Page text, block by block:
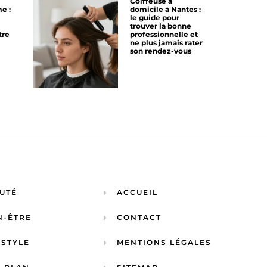
:
domicile à Nantes :
le guide pour
trouver la bonne
professionnelle et
ne plus jamais rater
son rendez-vous
ÊTRE
ACCUEIL
CONTACT
MENTIONS LÉGALES